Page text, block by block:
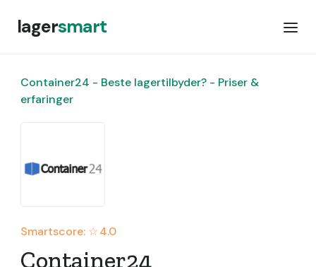
lagersmart
Container24 - Beste lagertilbyder? - Priser &
erfaringer
Smartscore: ☆4.0
Container24